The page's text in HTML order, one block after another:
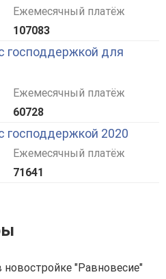
Ежемесячный платёж
107083
господдержкой для
Ежемесячный платёж
60728
господдержкой 2020
Ежемесячный платёж
71641
"Равновесие"